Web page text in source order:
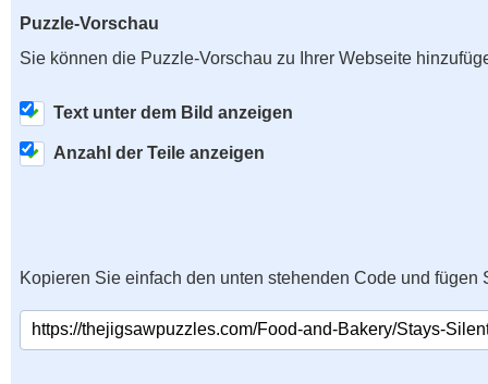
Puzzle-Vorschau
Sie können die Puzzle-Vorschau zu Ihrer Webseite
Text unter dem Bild anzeigen
Anzahl der Teile anzeigen
Kopieren Sie einfach den unten stehenden Code und fügen